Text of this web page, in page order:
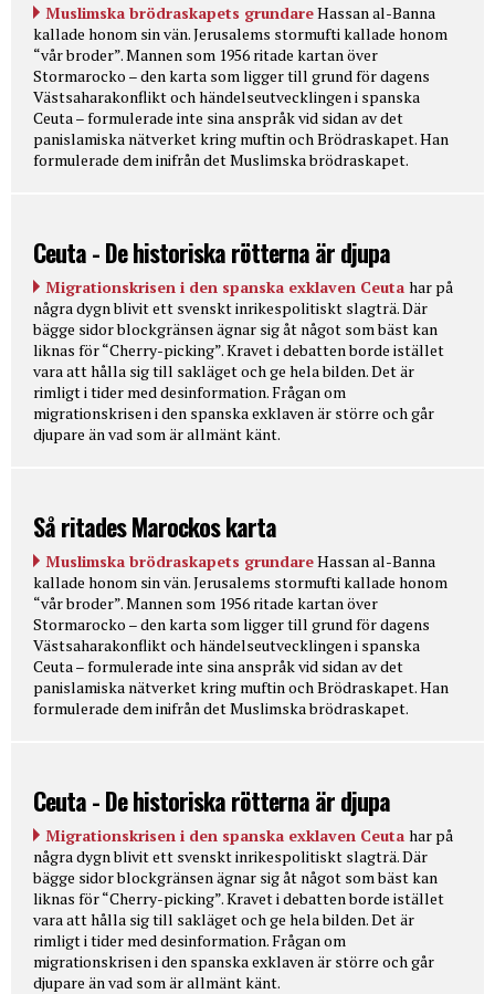
Muslimska brödraskapets grundareHassan al-Banna
kallade honom sin vän. Jerusalems stormufti kallade honom
“vår broder”. Mannen som 1956 ritade kartan över
Stormarocko – den karta som ligger till grund för dagens
Västsaharakonflikt och händelseutvecklingen i spanska
Ceuta – formulerade inte sina anspråk vid sidan av det
panislamiska nätverket kring muftin och Brödraskapet. Han
formulerade dem inifrån det Muslimska brödraskapet.
Ceuta - De historiska rötterna är djupa
Migrationskrisen i den spanska exklaven Ceuta har på
några dygn blivit ett svenskt inrikespolitiskt slagträ. Där
bägge sidor blockgränsen ägnar sig åt något som bäst kan
liknas för “Cherry-picking”. Kravet i debatten borde istället
vara att hålla sig till sakläget och ge hela bilden. Det är
rimligt i tider med desinformation. Frågan om
migrationskrisen i den spanska exklaven är större och går
djupare än vad som är allmänt känt.
Så ritades Marockos karta
Muslimska brödraskapets grundareHassan al-Banna
kallade honom sin vän. Jerusalems stormufti kallade honom
“vår broder”. Mannen som 1956 ritade kartan över
Stormarocko – den karta som ligger till grund för dagens
Västsaharakonflikt och händelseutvecklingen i spanska
Ceuta – formulerade inte sina anspråk vid sidan av det
panislamiska nätverket kring muftin och Brödraskapet. Han
formulerade dem inifrån det Muslimska brödraskapet.
Ceuta - De historiska rötterna är djupa
Migrationskrisen i den spanska exklaven Ceuta har på
några dygn blivit ett svenskt inrikespolitiskt slagträ. Där
bägge sidor blockgränsen ägnar sig åt något som bäst kan
liknas för “Cherry-picking”. Kravet i debatten borde istället
vara att hålla sig till sakläget och ge hela bilden. Det är
rimligt i tider med desinformation. Frågan om
migrationskrisen i den spanska exklaven är större och går
djupare än vad som är allmänt känt.